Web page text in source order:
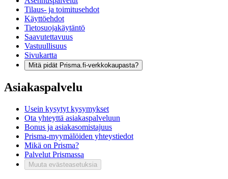
Tilaus- ja toimitusehdot
Käyttöehdot
Tietosuojakäytäntö
Saavutettavuus
Vastuullisuus
Sivukartta
Mitä pidät Prisma.fi-verkkokaupasta?
Asiakaspalvelu
Usein kysytyt kysymykset
Ota yhteyttä asiakaspalveluun
Bonus ja asiakasomistajuus
Prisma-myymälöiden yhteystiedot
Mikä on Prisma?
Palvelut Prismassa
Muuta evästeasetuksia